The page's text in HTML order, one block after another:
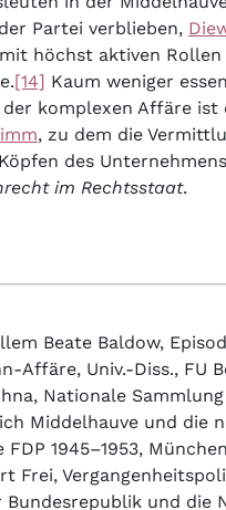
Partei verblieben,
mit höchst aktiven Rollen
[14] Kaum weniger
komplexen Affäre ist
, zu dem die
des
im Rechtsstaat.
Beate Baldow,
Affäre, Univ.-Diss., FU
Nationale
Middelhauve und die
1945–1953,
Frei,
Bundesrepublik und die